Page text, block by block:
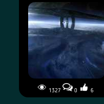
1327 0 6